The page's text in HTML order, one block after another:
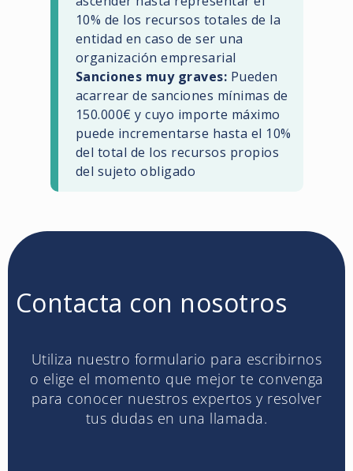
10% de los recursos totales de la
entidad en caso de ser una
organización empresarial
Sanciones muy graves: Pueden
acarrear de sanciones mínimas de
150.000€ y cuyo importe máximo
puede incrementarse hasta el 10%
del total de los recursos propios
del sujeto obligado
Contacta con nosotros
Utiliza nuestro formulario para escribirnos
o elige el momento que mejor te convenga
para conocer nuestros expertos y resolver
tus dudas en una llamada.